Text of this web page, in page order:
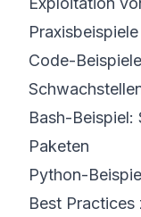
Praxisbeispiele
Code-
Bash-Beispiel:
Paketen
Python-
Best